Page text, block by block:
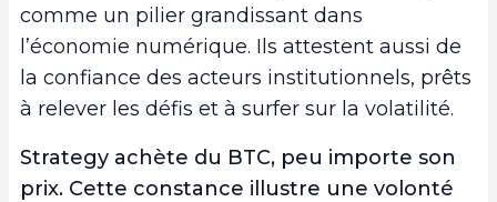
comme un pilier grandissant dans
l’économie numérique. Ils attestent aussi de
la confiance des acteurs institutionnels, prêts
à relever les défis et à surfer sur la volatilité.
Strategy achète du BTC, peu importe son
prix. Cette constance illustre une volonté